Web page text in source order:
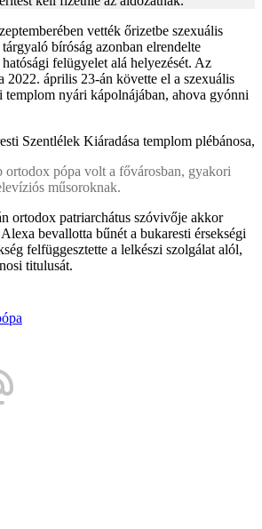
vették őrizetbe szexuális
bíróság azonban elrendelte
hatósági felügyelet alá helyezését. Az
2022. április 23-án követte el a szexuális
templom nyári kápolnájában, ahova gyónni
Szentlélek Kiáradása templom plébánosa,
ortodox pópa volt a fővárosban, gyakori
műsoroknak.
ortodox patriarchátus szóvivője akkor
bevallotta bűnét a bukaresti érsekségi
felfüggesztette a lelkészi szolgálat alól,
titulusát.